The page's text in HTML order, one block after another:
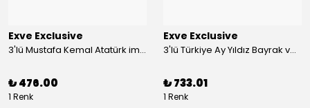
Exve Exclusive
3'lü Mustafa Kemal Atatürk imzalı ve Türkiye Ay Yıldız Bayraklı Kadın Fular Seti
₺ 476.00
1 Renk
Exve Exclusive
3'lü Türkiye Ay Yıldız Bayrak ve Mustafa Kemal Atatürk imzalı Kırmızı Siyah Yaka Mendili Seti
₺ 733.01
1 Renk